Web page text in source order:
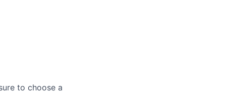
to choose a